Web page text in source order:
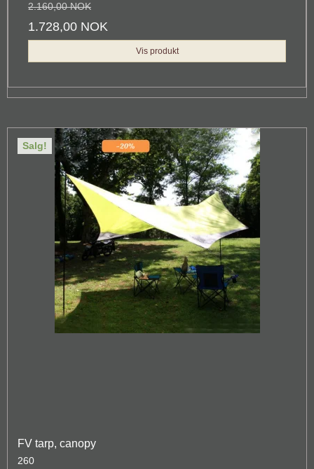
2.160,00 NOK
1.728,00 NOK
Vis produkt
Salg!
FV tarp, canopy
260